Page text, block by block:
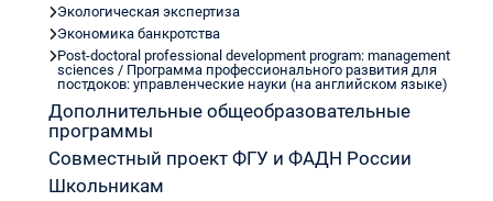
Экологическая экспертиза
Экономика банкротства
Post-doctoral professional development program: management
sciences / Программа профессионального развития для
постдоков: управленческие науки (на английском языке)
Дополнительные общеобразовательные
программы
Совместный проект ФГУ и ФАДН России
Школьникам